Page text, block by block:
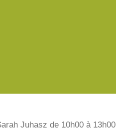
Juhasz de 10h00 à 13h00